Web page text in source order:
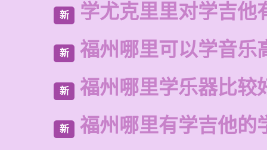
新 学尤克里里对学吉他
新 福州哪里可以学音乐
新 福州哪里学乐器比较
新 福州哪里有学吉他的